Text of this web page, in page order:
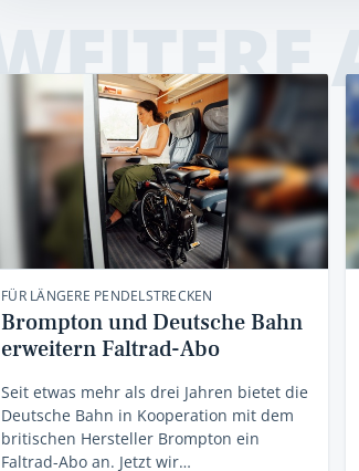
WEITERE
FÜR LÄNGERE PENDELSTRECKEN
Brompton und Deutsche Bahn
erweitern Faltrad-Abo
Seit etwas mehr als drei Jahren bietet die
Deutsche Bahn in Kooperation mit dem
britischen Hersteller Brompton ein
Faltrad-Abo an. Jetzt wir…